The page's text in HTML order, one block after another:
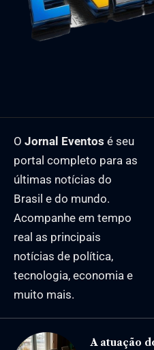
O Jornal Eventos é seu
portal completo para as
últimas notícias do
Brasil e do mundo.
Acompanhe em tempo
real as principais
notícias de política,
tecnologia, economia e
muito mais.
A atuação